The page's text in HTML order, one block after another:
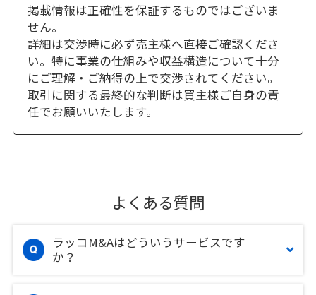
掲載情報は正確性を保証するものではございま
せん。
詳細は交渉時に必ず売主様へ直接ご確認くださ
い。特に事業の仕組みや収益構造について十分
にご理解・ご納得の上で交渉されてください。
取引に関する最終的な判断は買主様ご自身の責
任でお願いいたします。
よくある質問
ラッコM&Aはどういうサービスです
か？